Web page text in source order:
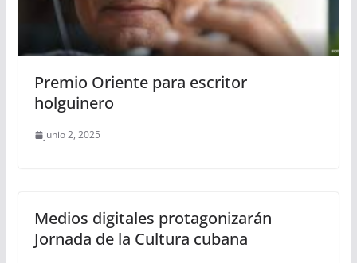
Premio Oriente para escritor
holguinero
junio 2, 2025
Medios digitales protagonizarán
Jornada de la Cultura cubana